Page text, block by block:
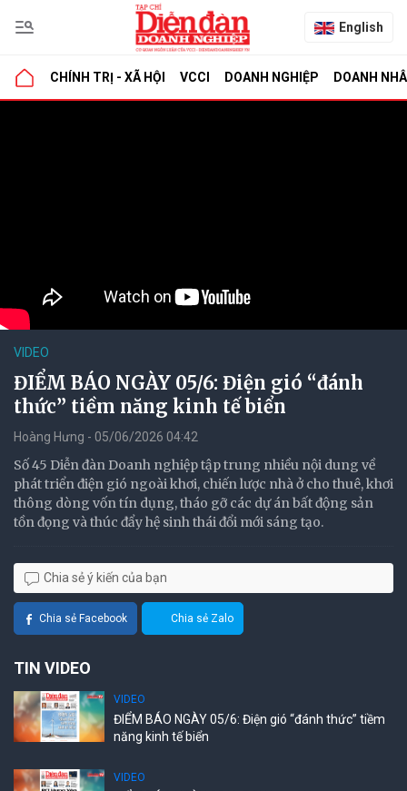
English
CHÍNH TRỊ - XÃ HỘI VCCI DOANH NGHIỆP DOANH
VIDEO
ĐIỂM BÁO NGÀY 05/6: Điện gió “đánh
thức” tiềm năng kinh tế biển
Hoàng Hưng - 05/06/2026 04:42
Số 45 Diễn đàn Doanh nghiệp tập trung nhiều nội dung về
phát triển điện gió ngoài khơi, chiến lược nhà ở cho thuê, khơi
thông dòng vốn tín dụng, tháo gỡ các dự án bất động sản
tồn đọng và thúc đẩy hệ sinh thái đổi mới sáng tạo.
Chia sẻ ý kiến của bạn
Chia sẻ Facebook Chia sẻ Zalo
TIN VIDEO
VIDEO
ĐIỂM BÁO NGÀY 05/6: Điện gió “đánh thức” tiềm
năng kinh tế biển
VIDEO